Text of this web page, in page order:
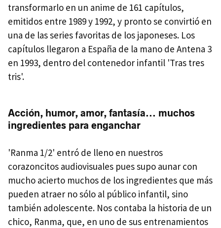
transformarlo en un anime de 161 capítulos,
emitidos entre 1989 y 1992, y pronto se convirtió en
una de las series favoritas de los japoneses. Los
capítulos llegaron a España de la mano de Antena 3
en 1993, dentro del contenedor infantil 'Tras tres
tris'.
Acción, humor, amor, fantasía... muchos
ingredientes para enganchar
'Ranma 1/2' entró de lleno en nuestros
corazoncitos audiovisuales pues supo aunar con
mucho acierto muchos de los ingredientes que más
pueden atraer no sólo al público infantil, sino
también adolescente. Nos contaba la historia de un
chico, Ranma, que, en uno de sus entrenamientos